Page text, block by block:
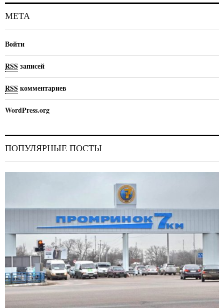
МЕТА
Войти
RSSзаписей
RSSкомментариев
WordPress.org
ПОПУЛЯРНЫЕ ПОСТЫ